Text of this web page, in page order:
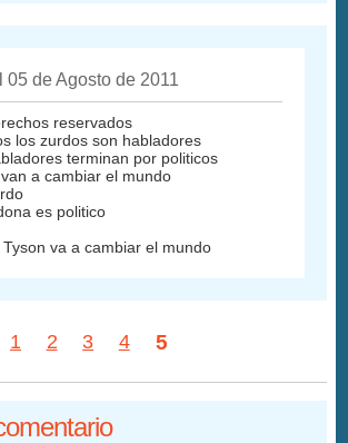
05 de Agosto de 2011
reservados
los zurdos son habladores
terminan por politicos
a cambiar el mundo
es politico
va a cambiar el mundo
1 2 3 4 5